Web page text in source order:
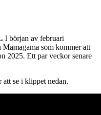
I början av februari
som kommer att
2025. Ett par veckor senare
att se i klippet nedan.